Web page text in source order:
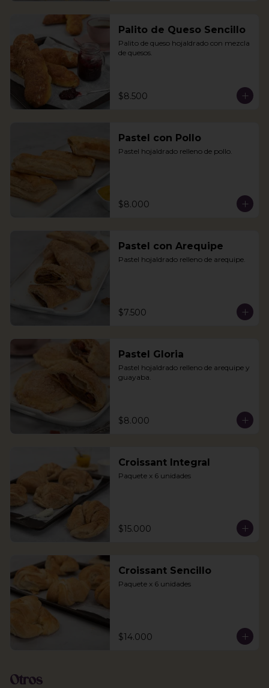
Palito de Queso Sencillo
Palito de queso hojaldrado con mezcla
de quesos.
$8.500
Pastel con Pollo
Pastel hojaldrado relleno de pollo.
$8.000
Pastel con Arequipe
Pastel hojaldrado relleno de arequipe.
$7.500
Pastel Gloria
Pastel hojaldrado relleno de arequipe y
guayaba.
$8.000
Croissant Integral
Paquete x 6 unidades
$15.000
Croissant Sencillo
Paquete x 6 unidades
$14.000
Otros